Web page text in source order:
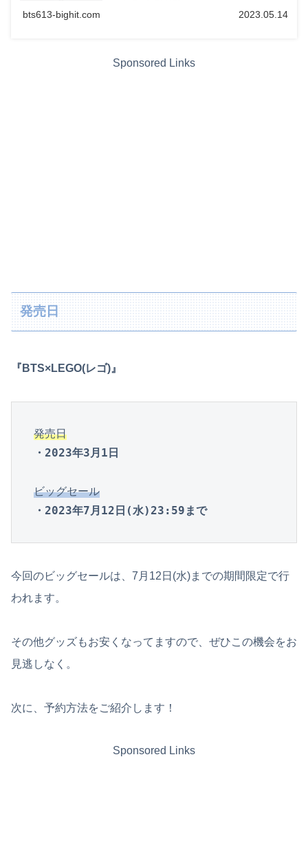
bts613-bighit.com 2023.05.14
Sponsored Links
発売日
『BTS×LEGO(レゴ)』
発売日
・2023年3月1日
ビッグセール
・2023年7月12日(水)23:59まで
今回のビッグセールは、7月12日(水)までの期間限定で行
われます。
その他グッズもお安くなってますので、ぜひこの機会をお
見逃しなく。
次に、予約方法をご紹介します！
Sponsored Links